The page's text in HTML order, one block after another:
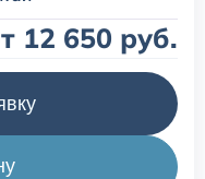
12 650 руб.
монитора
Авента-М